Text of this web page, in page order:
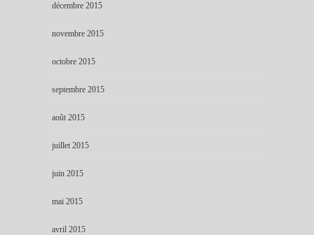
décembre 2015
novembre 2015
octobre 2015
septembre 2015
août 2015
juillet 2015
juin 2015
mai 2015
avril 2015